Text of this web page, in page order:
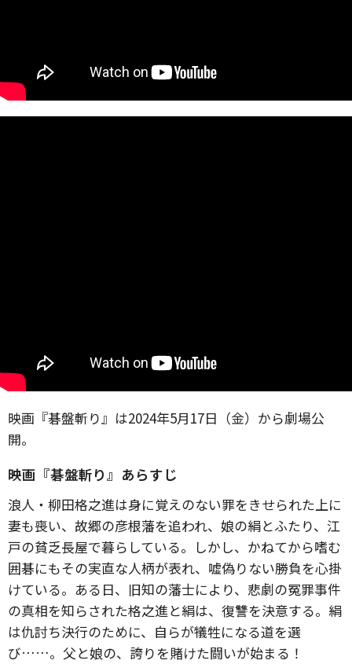
映画『碁盤斬り』は2024年5月17日（金）から劇場公
開。
映画『碁盤斬り』あらすじ
浪人・柳田格之進は身に覚えのない罪をきせられた上に
妻も喪い、故郷の彦根藩を追われ、娘の絹とふたり、江
戸の貧乏長屋で暮らしている。しかし、かねてから嗜む
囲碁にもその実直な人柄が表れ、嘘偽りない勝負を心掛
けている。ある日、旧知の藩士により、悲劇の冤罪事件
の真相を知らされた格之進と絹は、復讐を決意する。絹
は仇討ち決行のために、自らが犠牲になる道を選
び……。父と娘の、誇りを賭けた闘いが始まる！